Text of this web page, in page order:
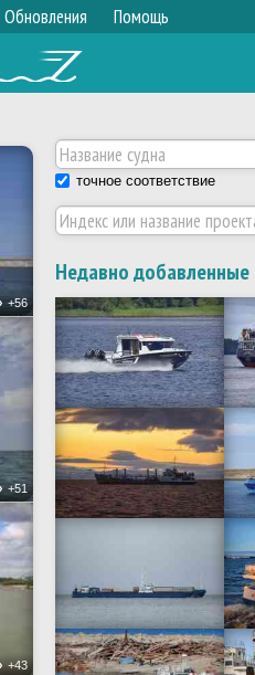
Обновления Помощь
+56
+51
+43
точное соответствие
Недавно